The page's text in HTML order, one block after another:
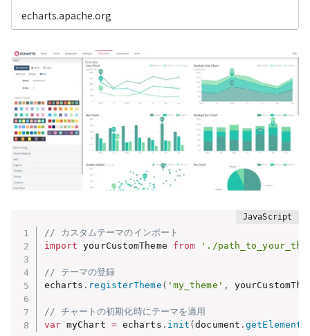
echarts.apache.org
// カスタムテーマのインポート
import yourCustomTheme from './
// テーマの登録
echarts . registerTheme ( 'my_theme' ,
// チャートの初期化時にテーマを適用
var myChart = echarts . init (document .